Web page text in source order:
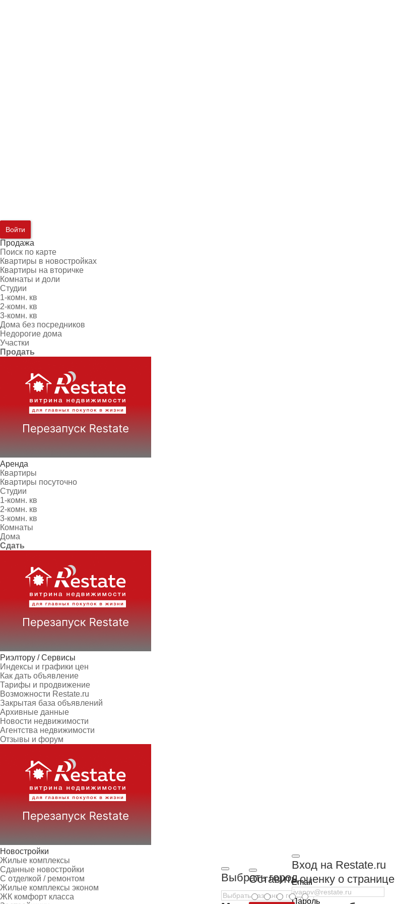
Войти
Продажа
Поиск по карте
Квартиры в новостройках
Квартиры на вторичке
Комнаты и доли
Студии
1-комн. кв
2-комн. кв
3-комн. кв
Дома без посредников
Недорогие дома
Участки
Продать
Аренда
Квартиры
Квартиры посуточно
Студии
1-комн. кв
2-комн. кв
3-комн. кв
Комнаты
Дома
Сдать
Риэлтору / Сервисы
Индексы и графики цен
Как дать объявление
Тарифы и продвижение
Возможности Restate.ru
Закрытая база объявлений
Архивные данные
Новости недвижимости
Агентства недвижимости
Отзывы и форум
Новостройки
Жилые комплексы
Сданные новостройки
С отделкой / ремонтом
Жилые комплексы эконом
ЖК комфорт класса
Выбрать город
Вход на Restate.ru
Email
Пароль
Оставить оценку о странице